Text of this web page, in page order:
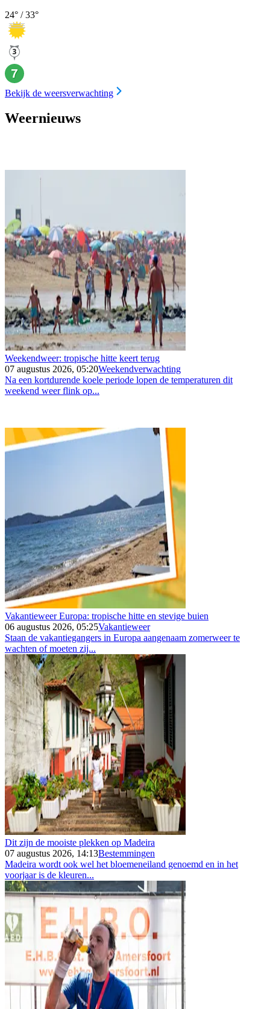
24° /33°
Bekijk de weersverwachting
Weernieuws
Weekendweer: tropische hitte keert terug
07 augustus 2026, 05:20Weekendverwachting
Na een kortdurende koele periode lopen de temperaturen dit
weekend weer flink op...
Vakantieweer Europa: tropische hitte en stevige buien
06 augustus 2026, 05:25Vakantieweer
Staan de vakantiegangers in Europa aangenaam zomerweer te
wachten of moeten zij...
Dit zijn de mooiste plekken op Madeira
07 augustus 2026, 14:13Bestemmingen
Madeira wordt ook wel het bloemeneiland genoemd en in het
voorjaar is de kleuren...